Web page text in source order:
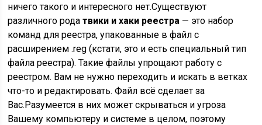
ничего такого и интересного нет.Существуют
различного родатвики и хаки реестра — это набор
команд для реестра, упакованные в файл с
расширением .reg (кстати, это и есть специальный тип
файла реестра). Такие файлы упрощают работу с
реестром. Вам не нужно переходить и искать в ветках
что-то и редактировать. Файл всё сделает за
Вас.Разумеется в них может скрываться и угроза
Вашему компьютеру и системе в целом, поэтому